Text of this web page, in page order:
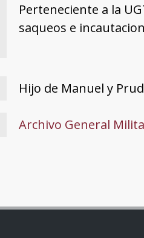
Perteneciente a la
saqueos e
Hijo de Manuel y
Archivo General